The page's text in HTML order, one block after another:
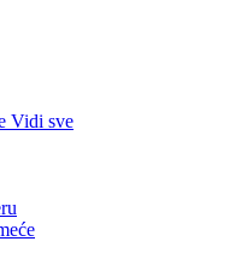
Vidi sve